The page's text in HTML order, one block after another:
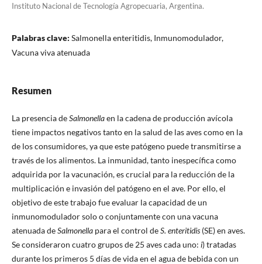
Instituto Nacional de Tecnología Agropecuaria, Argentina.
Palabras clave: Salmonella enteritidis, Inmunomodulador,
Vacuna viva atenuada
Resumen
La presencia deSalmonellaen la cadena de producción avícola
tiene impactos negativos tanto en la salud de las aves como en la
de los consumidores, ya que este patógeno puede transmitirse a
través de los alimentos. La inmunidad, tanto inespecífica como
adquirida por la vacunación, es crucial para la reducción de la
multiplicación e invasión del patógeno en el ave. Por ello, el
objetivo de este trabajo fue evaluar la capacidad de un
inmunomodulador solo o conjuntamente con una vacuna
atenuada deSalmonellapara el control deS. enteritidis(SE) en aves.
Se consideraron cuatro grupos de 25 aves cada uno: i) tratadas
durante los primeros 5 días de vida en el agua de bebida con un